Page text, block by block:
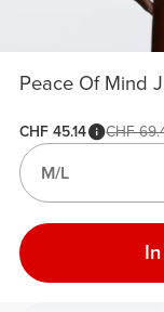
Peace Of Mind
CHF 45.14 CHF
M/L